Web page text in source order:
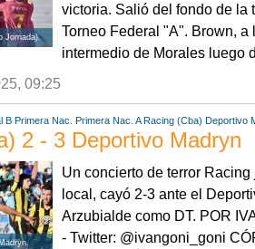
Jornada).
victoria. Salió del fondo de la
Torneo Federal "A". Brown,
intermedio de Morales luego
09:25
B Primera Nac. Primera Nac. A Racing (Cba) Deportivo
2 - 3 Deportivo Madryn
Un concierto de terror
local, cayó 2-3 ante el
Arzubialde como DT. POR
- Twitter: @ivangoni_goni